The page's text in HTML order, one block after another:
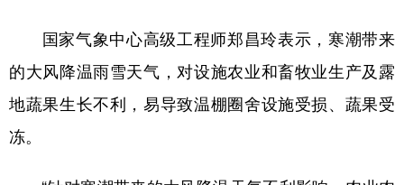
国家气象中心高级工程师郑昌玲表示，寒潮带来
的大风降温雨雪天气，对设施农业和畜牧业生产及露
地蔬果生长不利，易导致温棚圈舍设施受损、蔬果受
冻。